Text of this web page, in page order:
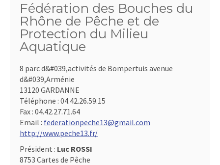
Fédération des Bouches du
Rhône de Pêche et de
Protection du Milieu
Aquatique
8 parc d&#039,activités de Bompertuis avenue
d&#039,Arménie
13120 GARDANNE
Téléphone : 04.42.26.59.15
Fax : 04.42.27.71.64
Email : federationpeche13@gmail.com
http://www.peche13.fr/
Président : Luc ROSSI
8753 Cartes de Pêche